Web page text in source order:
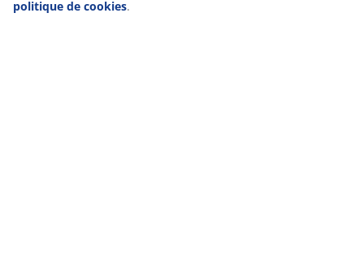
politique de cookies.